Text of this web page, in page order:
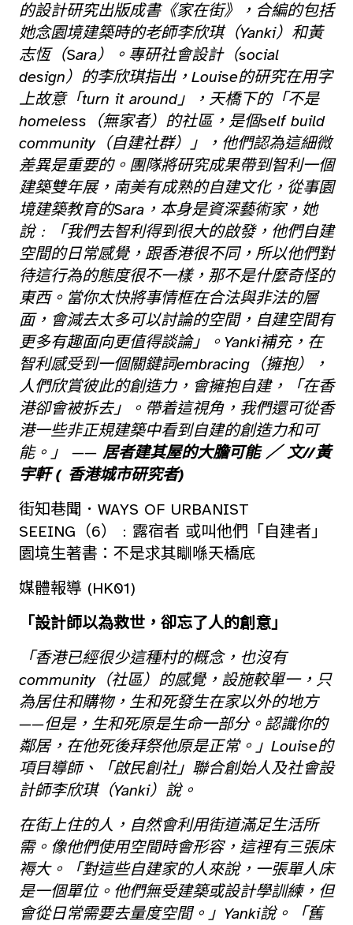
的設計研究出版成書《家在街》，合編的包括
她念園境建築時的老師李欣琪（Yanki）和黃
志恆（Sara）。專研社會設計（social
design）的李欣琪指出，Louise的研究在用字
上故意「turn it around」，天橋下的「不是
homeless（無家者）的社區，是個self build
community（自建社群）」，他們認為這細微
差異是重要的。團隊將研究成果帶到智利一個
建築雙年展，南美有成熟的自建文化，從事園
境建築教育的Sara，本身是資深藝術家，她
說﹕「我們去智利得到很大的啟發，他們自建
空間的日常感覺，跟香港很不同，所以他們對
待這行為的態度很不一樣，那不是什麼奇怪的
東西。當你太快將事情框在合法與非法的層
面，會減去太多可以討論的空間，自建空間有
更多有趣面向更值得談論」。Yanki補充，在
智利感受到一個關鍵詞embracing（擁抱），
人們欣賞彼此的創造力，會擁抱自建，「在香
港卻會被拆去」。帶着這視角，我們還可從香
港一些非正規建築中看到自建的創造力和可
能。」 —— 居者建其屋的大膽可能 ／ 文//黃
宇軒 ( 香港城市研究者)
街知巷聞．WAYS OF URBANIST
SEEING（6）﹕露宿者 或叫他們「自建者」
園境生著書：不是求其瞓喺天橋底
媒體報導 (HK01)
「設計師以為救世，卻忘了人的創意」
「香港已經很少這種村的概念，也沒有
community（社區）的感覺，設施較單一，只
為居住和購物，生和死發生在家以外的地方
——但是，生和死原是生命一部分。認識你的
鄰居，在他死後拜祭他原是正常。」Louise的
項目導師、「啟民創社」聯合創始人及社會設
計師李欣琪（Yanki）說。
在街上住的人，自然會利用街道滿足生活所
需。像他們使用空間時會形容，這裡有三張床
褥大。「對這些自建家的人來說，一張單人床
是一個單位。他們無受建築或設計學訓練，但
會從日常需要去量度空間。」Yanki說。「舊